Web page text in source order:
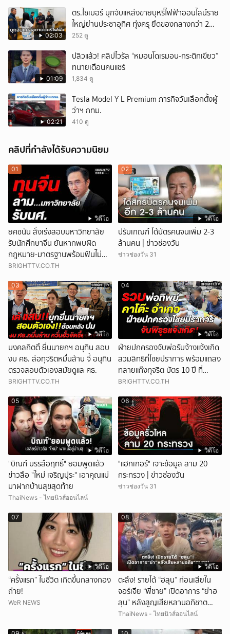
02:03
ตร.ไซเบอร์ บุกจับแหล่งขายบุหรี่ไฟฟ้าออนไลน์ราย
ใหญ่ย่านประชาอุทิศ ทุ่งครุ ยึดของกลางกว่า 2
หมื่นชิ้น
252 ดู
01:09
ปลิวแล้ว! คลิปไวรัล “หมอนโดเรมอน-กระติกเขียว”
ทนายเตือนคนแชร์
1,834 ดู
02:21
Tesla Model Y L Premium ภารกิจวันเลือกตั้งผู้
ว่าฯ กทม.
410 ดู
คลิปที่กำลังได้รับความนิยม
วิดีโอ
01
ยศชนัน สั่งเร่งสอบมหาวิทยาลัย
รับนักศึกษาจีน ยันหากพบผิด
กฎหมาย-มาตรฐานพร้อมฟันไม่
เว้น
BRIGHTTV.CO.TH
วิดีโอ
02
ปรับเกณฑ์ ได้บัตรคนจนเพิ่ม 2-3
ล้านคน | ข่าวช่องวัน
ข่าวช่องวัน 31
วิดีโอ
03
มงคลกิตติ์ ยื่นนายกฯ อนุทิน สอบ
งบ ศธ. ส่อทุจริตหมื่นล้าน จี้ อนุทิน
ตรวจสอบตัวเองสมัยดูแล ศธ.
BRIGHTTV.CO.TH
วิดีโอ
04
ฝ่ายปกครองจับพ่อรับจ้างแจ้งเกิด
สวมสิทธิที่ไชยปราการ พร้อมแถลง
ทลายแก๊งทุจริต บัตร 10 ปี ที่
แม่สอด
BRIGHTTV.CO.TH
วิดีโอ
05
"บิณฑ์ บรรลือฤทธิ์" ยอมพูดแล้ว
ข่าวลือ "ใหม่ เจริญปุระ" เอาคุณแม่
มาฝากบ้านสุขสุดท้าย
ThaiNews - ไทยนิวส์ออนไลน์
วิดีโอ
06
"แฮกเกอร์" เจาะข้อมูล ลาม 20
กระทรวง | ข่าวช่องวัน
ข่าวช่องวัน 31
วิดีโอ
07
“ครั้งแรก” ในชีวิต เกิดขึ้นกลางกอง
ถ่าย!
WeR NEWS
วิดีโอ
08
ตะลึง! รายได้ “ฮลุน” ก่อนเสียใน
จอร์เจีย “พี่ชาย” เปิดอาการ “ย่าฮ
ลุน” หลังสูญเสียหลานอภิชาต
บุตร!
ThaiNews - ไทยนิวส์ออนไลน์